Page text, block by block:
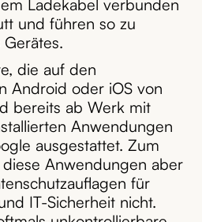
Ladekabel verbunden
und führen so zu
die auf den
Android oder iOS von
bereits ab Werk mit
Anwendungen
ausgestattet. Zum
Anwendungen aber
für
IT-Sicherheit nicht.